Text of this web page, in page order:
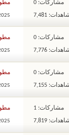
مشاركات: 0
7,481
مطو
مشاركات: 0
7,776
مطو
مشاركات: 0
7,155
مطو
مشاركات: 1
7,819
مطو